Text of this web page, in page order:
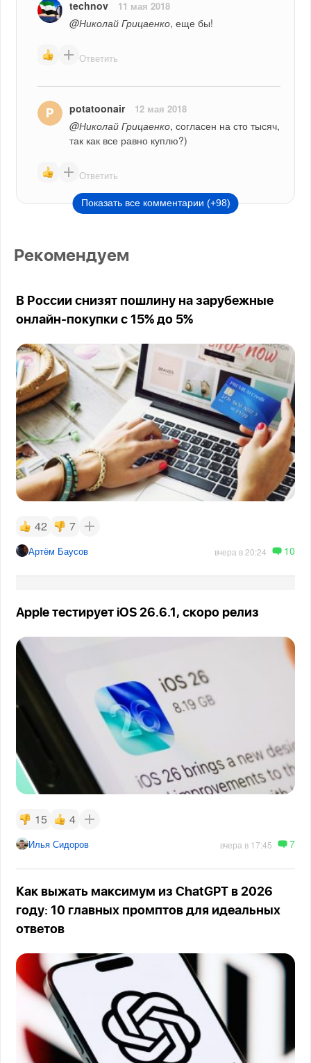
technov 11 мая 2018
@Николай Грицаенко, еще бы!
Ответить
potatoonair 12 мая 2018
@Николай Грицаенко, согласен на сто тысяч,
так как все равно куплю?)
Ответить
Показать все комментарии (+98)
Рекомендуем
В России снизят пошлину на зарубежные
онлайн-покупки с 15% до 5%
42 7
Артём Баусов вчера в 20:24 10
Apple тестирует iOS 26.6.1, скоро релиз
15 4
Илья Сидоров вчера в 17:45 7
Как выжать максимум из ChatGPT в 2026
году: 10 главных промптов для идеальных
ответов